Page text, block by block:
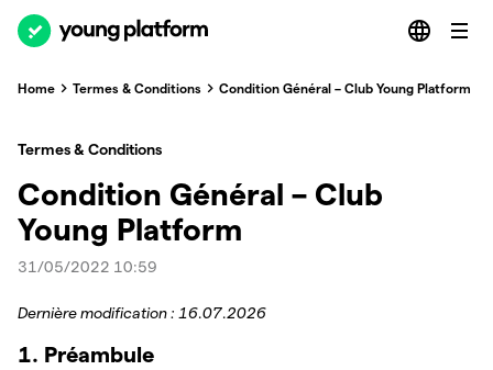
Home Termes & Conditions Condition Général – Club Young Platform
Termes & Conditions
Condition Général – Club
Young Platform
31/05/2022 10:59
Dernière modification : 16.07.2026
1. Préambule